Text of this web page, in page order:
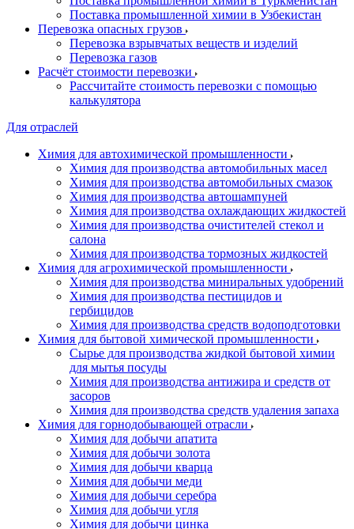
Поставка промышленной химии в Узбекистан
Перевозка опасных грузов
Перевозка взрывчатых веществ и изделий
Перевозка газов
Расчёт стоимости перевозки
Рассчитайте стоимость перевозки с помощью
калькулятора
Для отраслей
Химия для автохимической промышленности
Химия для производства автомобильных масел
Химия для производства автомобильных смазок
Химия для производства автошампуней
Химия для производства охлаждающих жидкостей
Химия для производства очистителей стекол и
салона
Химия для производства тормозных жидкостей
Химия для агрохимической промышленности
Химия для производства миниральных удобрений
Химия для производства пестицидов и
гербицидов
Химия для производства средств водоподготовки
Химия для бытовой химической промышленности
Сырье для производства жидкой бытовой химии
для мытья посуды
Химия для производства антижира и средств от
засоров
Химия для производства средств удаления запаха
Химия для горнодобывающей отрасли
Химия для добычи апатита
Химия для добычи золота
Химия для добычи кварца
Химия для добычи меди
Химия для добычи серебра
Химия для добычи угля
Химия для добычи цинка